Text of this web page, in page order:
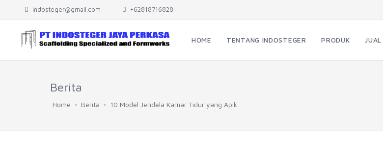
indosteger@gmail.com +62818716828
HOME TENTANG INDOSTEGER PRODUK
Berita
Home Berita 10 Model Jendela Kamar Tidur yang Apik